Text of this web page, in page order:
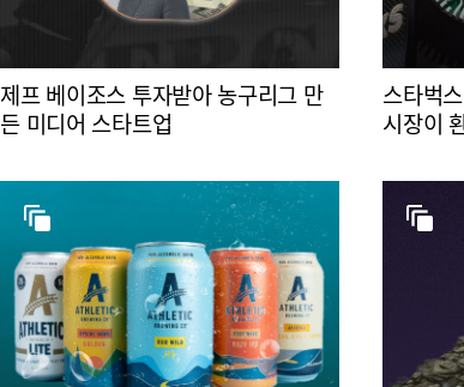
제프 베이조스 투자받아 농구리그 만
든 미디어 스타트업
스타벅
시장이